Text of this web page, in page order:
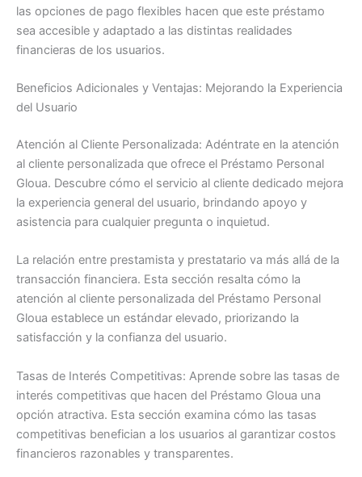
las opciones de pago flexibles hacen que este préstamo
sea accesible y adaptado a las distintas realidades
financieras de los usuarios.
Beneficios Adicionales y Ventajas: Mejorando la Experiencia
del Usuario
Atención al Cliente Personalizada: Adéntrate en la atención
al cliente personalizada que ofrece el Préstamo Personal
Gloua. Descubre cómo el servicio al cliente dedicado mejora
la experiencia general del usuario, brindando apoyo y
asistencia para cualquier pregunta o inquietud.
La relación entre prestamista y prestatario va más allá de la
transacción financiera. Esta sección resalta cómo la
atención al cliente personalizada del Préstamo Personal
Gloua establece un estándar elevado, priorizando la
satisfacción y la confianza del usuario.
Tasas de Interés Competitivas: Aprende sobre las tasas de
interés competitivas que hacen del Préstamo Gloua una
opción atractiva. Esta sección examina cómo las tasas
competitivas benefician a los usuarios al garantizar costos
financieros razonables y transparentes.